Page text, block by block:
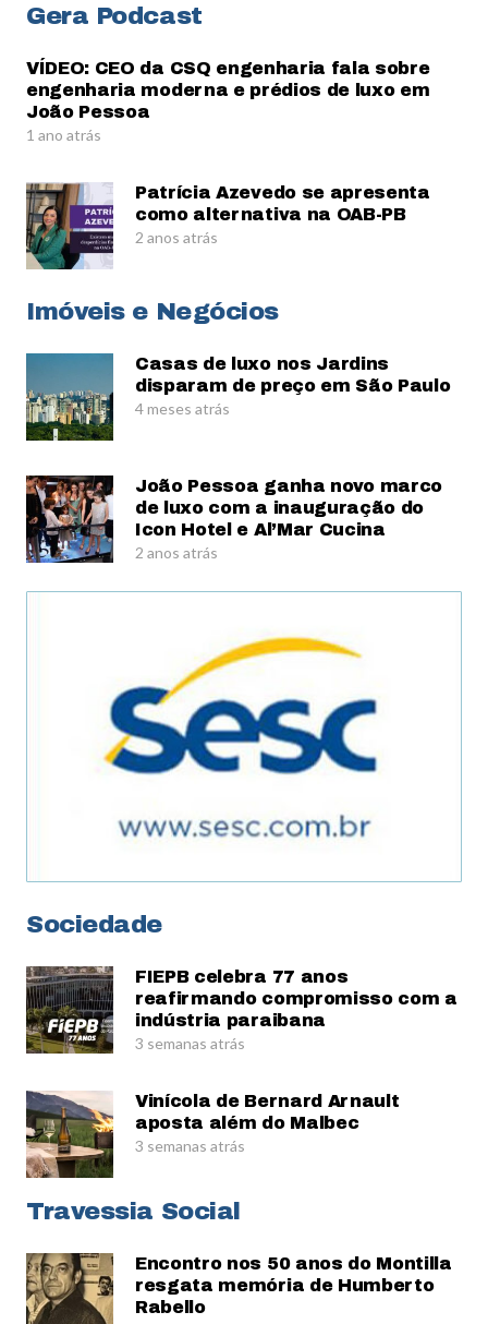
Gera Podcast
VÍDEO: CEO da CSQ engenharia fala sobre
engenharia moderna e prédios de luxo em
João Pessoa
1 ano atrás
Patrícia Azevedo se apresenta
como alternativa na OAB-PB
2 anos atrás
Imóveis e Negócios
Casas de luxo nos Jardins
disparam de preço em São Paulo
4 meses atrás
João Pessoa ganha novo marco
de luxo com a inauguração do
Icon Hotel e Al’Mar Cucina
2 anos atrás
Sociedade
FIEPB celebra 77 anos
reafirmando compromisso com a
indústria paraibana
3 semanas atrás
Vinícola de Bernard Arnault
aposta além do Malbec
3 semanas atrás
Travessia Social
Encontro nos 50 anos do Montilla
resgata memória de Humberto
Rabello